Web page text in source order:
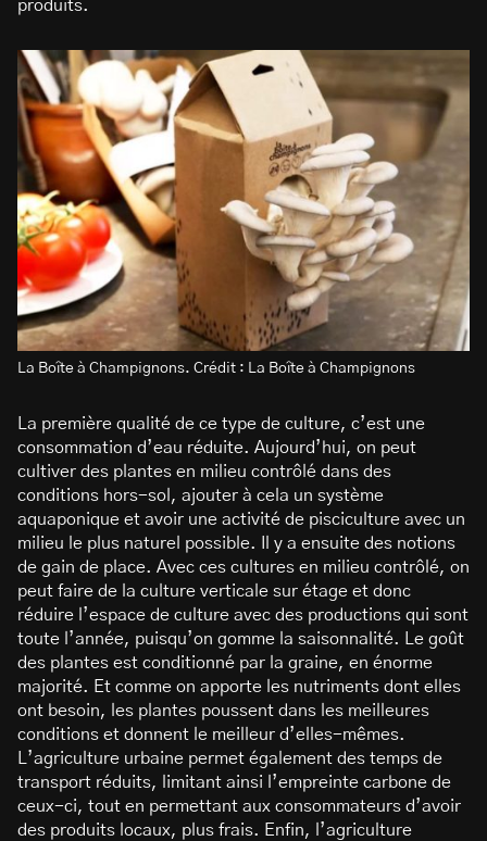
produits.
La Boîte à Champignons. Crédit : La Boîte à Champignons
La première qualité de ce type de culture, c’est une
consommation d’eau réduite. Aujourd’hui, on peut
cultiver des plantes en milieu contrôlé dans des
conditions hors-sol, ajouter à cela un système
aquaponique et avoir une activité de pisciculture avec un
milieu le plus naturel possible. Il y a ensuite des notions
de gain de place. Avec ces cultures en milieu contrôlé, on
peut faire de la culture verticale sur étage et donc
réduire l’espace de culture avec des productions qui sont
toute l’année, puisqu’on gomme la saisonnalité. Le goût
des plantes est conditionné par la graine, en énorme
majorité. Et comme on apporte les nutriments dont elles
ont besoin, les plantes poussent dans les meilleures
conditions et donnent le meilleur d’elles-mêmes.
L’agriculture urbaine permet également des temps de
transport réduits, limitant ainsi l’empreinte carbone de
ceux-ci, tout en permettant aux consommateurs d’avoir
des produits locaux, plus frais. Enfin, l’agriculture